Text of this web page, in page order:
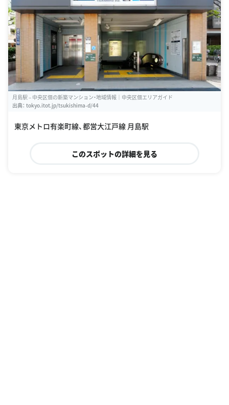
月島駅 – 中央区佃の新築マンション・地域情報｜中央区佃エリアガイド
出典： tokyo.itot.jp/tsukishima-d/44
東京メトロ有楽町線、都営大江戸線 月島駅
このスポットの詳細を見る